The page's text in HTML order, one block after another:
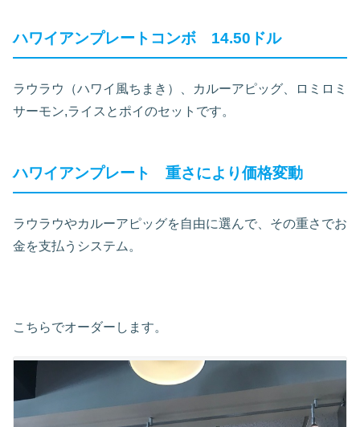
ハワイアンプレートコンボ 14.50ドル
ラウラウ（ハワイ風ちまき）、カルーアピッグ、ロミロミ
サーモン,ライスとポイのセットです。
ハワイアンプレート 重さにより価格変動
ラウラウやカルーアピッグを自由に選んで、その重さでお
金を支払うシステム。
こちらでオーダーします。